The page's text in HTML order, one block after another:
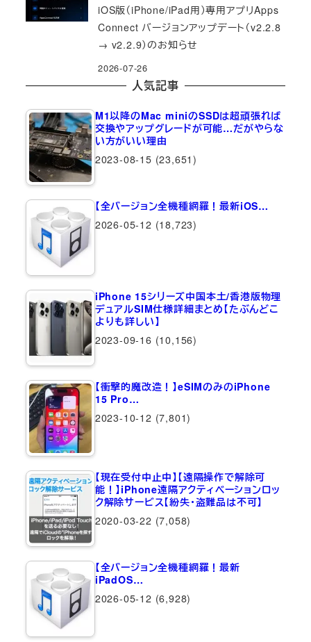
iOS版（iPhone/iPad用）専用アプリApps
Connect バージョンアップデート（v2.2.8
→ v2.2.9）のお知らせ
2026-07-26
人気記事
M1以降のMac miniのSSDは超頑張れば
交換やアップグレードが可能…だがやらな
い方がいい理由
2023-08-15 (23,651)
【全バージョン全機種網羅！最新iOS…
2026-05-12 (18,723)
iPhone 15シリーズ中国本土/香港版物理
デュアルSIM仕様詳細まとめ【たぶんどこ
よりも詳しい】
2023-09-16 (10,156)
【衝撃的魔改造！】eSIMのみのiPhone
15 Pro…
2023-10-12 (7,801)
【現在受付中止中】【遠隔操作で解除可
能！】iPhone遠隔アクティベーションロッ
ク解除サービス【紛失・盗難品は不可】
2020-03-22 (7,058)
【全バージョン全機種網羅！最新
iPadOS…
2026-05-12 (6,928)